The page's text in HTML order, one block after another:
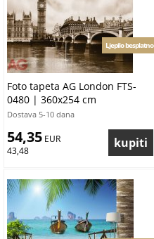
Foto tapeta AG London FTS-
0480 | 360x254 cm
Ljepilo besplatno
Dostava 5-10 dana
54,35 EUR
43,48